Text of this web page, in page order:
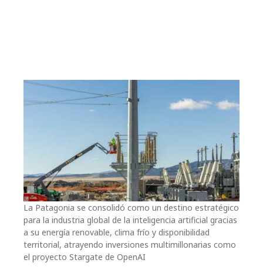
La Patagonia se consolidó como un destino estratégico
para la industria global de la inteligencia artificial gracias
a su energía renovable, clima frío y disponibilidad
territorial, atrayendo inversiones multimillonarias como
el proyecto Stargate de OpenAI